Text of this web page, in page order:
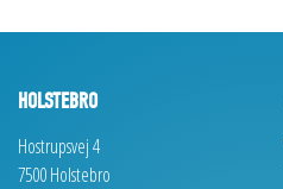
HOLSTEBRO
Hostrupsvej 4
7500 Holstebro